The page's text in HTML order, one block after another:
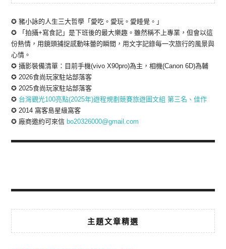
✪ 豬小詠的人生三大哲學「愛吃。愛玩。愛睡覺。」
✪ 「拍攝+寫食記」是下班後的最大樂趣。雖然稱不上專業，但會以這
份熱情，用鏡頭捕捉感動味蕾的瞬間，用文字記錄每一次旅行的風景與
心情。
✪ 攝影裝備清單：目前手機(vivo X90pro)為主，相機(Canon 6D)為輔
✪ 2026食尚玩家駐站部落客
✪ 2025食尚玩家駐站部落客
✪ 台灣觀光100亮點(2025年)遊程規劃競賽旅遊圖文組 第三名、佳作
✪ 2014 窩客島星級窩客
✪ 廠商邀約可來信 bo20326000@gmail.com
主題文章精選